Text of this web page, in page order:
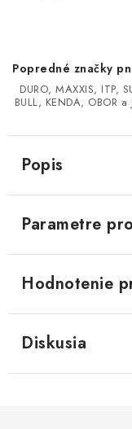
CF MOTO 800/850
CF MOTO CFORCE
LINHAI 400/500/
TGB BLADE 600/
SEGWAY SNARLER
Všeobecné obchodné
Reklamačný poriadok
Popredné značky
DURO, MAXXIS, ITP,
BULL, KENDA, OBOR a
Popis
Parametre
Hodnotenie
Diskusia